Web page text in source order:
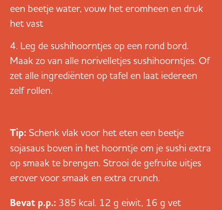
een beetje water, vouw het eromheen en druk
het vast
Leg de sushihoorntjes op een rond bord.
Maak zo van alle norivelletjes sushihoorntjes. Of
zet alle ingrediënten op tafel en laat iedereen
zelf rollen.
Tip: Schenk vlak voor het eten een beetje
sojasaus boven in het hoorntje om je sushi extra
op smaak te brengen. Strooi de gefruite uitjes
erover voor smaak en extra crunch.
Bevat p.p.: 385 kcal. 12 g eiwit, 16 g vet